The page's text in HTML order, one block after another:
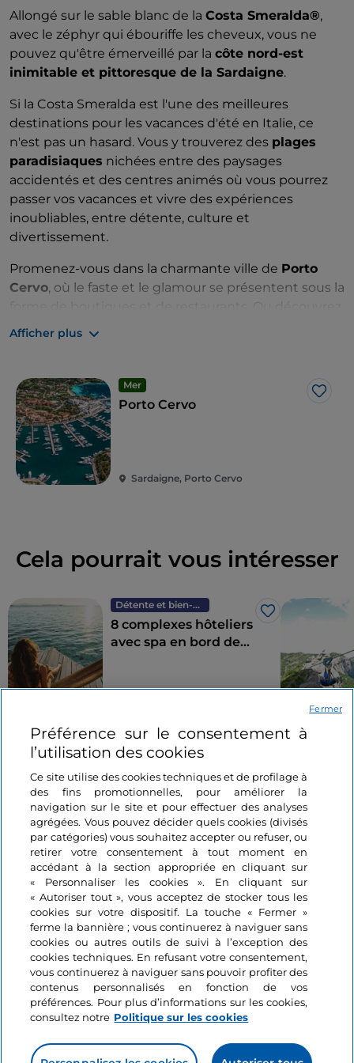
Allongé sur le sable blanc de la Costa Smeralda®,
avec le zéphyr qui ébouriffe les cheveux, vous ne
pouvez qu'être émerveillé par la côte nord-est
inimitable et pittoresque de la Sardaigne.
Si la Costa Smeralda est l'une des meilleures
destinations pour les vacances d'été en Italie, ce
n'est pas un hasard. Vous y trouverez des plages
paradisiaques nichées entre des paysages
accidentés et des centres animés où vous pourrez
passer vos vacances et vivre des expériences
inoubliables, entre détente, culture et
divertissement.
Promenez-vous dans la charmante ville de Porto
Cervo, où le faste et le glamour se présentent sous la
le passé de l'île dans la ville historique d'Olbia.
caché exclusif, comme son nom l'indique en dialecte
gallurais, avec un service cinq étoiles.
Afficher plus
Mer
Porto Cervo
Sardaigne, Porto Cervo
Cela pourrait vous intéresser
Détente et bien-être
J’aime
8 complexes hôteliers
avec spa en bord de
Informations sur le site
Liens utiles
Se connecter
Suivez-nous
Préférence sur le consentement à
l’utilisation des cookies
Ce site utilise des cookies techniques et de profilage à
des fins promotionnelles, pour améliorer la
navigation sur le site et pour effectuer des analyses
agrégées. Vous pouvez décider quels cookies (divisés
par catégories) vous souhaitez accepter ou refuser, ou
retirer votre consentement à tout moment en
accédant à la section appropriée en cliquant sur
« Personnaliser les cookies ». En cliquant sur
« Autoriser tout », vous acceptez de stocker tous les
cookies sur votre dispositif. La touche « Fermer »
ferme la bannière ; vous continuerez à naviguer sans
cookies ou autres outils de suivi à l’exception des
cookies techniques. En refusant votre consentement,
vous continuerez à naviguer sans pouvoir profiter des
contenus personnalisés en fonction de vos
préférences. Pour plus d’informations sur les cookies,
consultez notre Politique sur les cookies
Fermer